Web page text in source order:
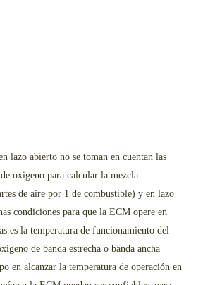
lazo abierto no se toman en cuentan las
oxigeno para calcular la mezcla
de aire por 1 de combustible) y en lazo
condiciones para que la ECM opere en
es la temperatura de funcionamiento del
de banda estrecha o banda ancha
en alcanzar la temperatura de operación en